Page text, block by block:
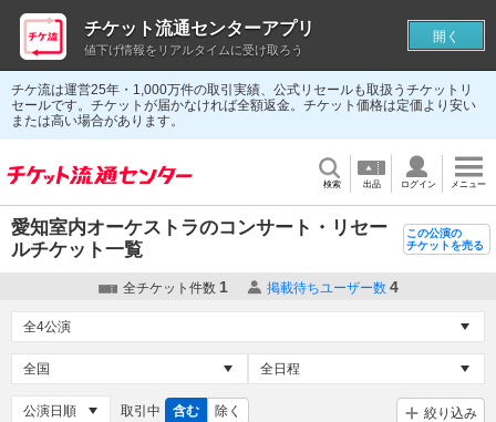
チケ流は運営25年・1,000万件の取引実績、公式リセールも取扱うチケットリ
セールです。チケットが届かなければ全額返金。チケット価格は定価より安い
または高い場合があります。
検索 出品 ログイン メニュー
愛知室内オーケストラのコンサート・リセー
ルチケット一覧
この公演の
チケットを売る
全チケット件数 1 掲載待ちユーザー数 4
取引中 含む 除く 絞り込み
チケット流通センターアプリ
値下げ情報をリアルタイムに受け取ろう
開く